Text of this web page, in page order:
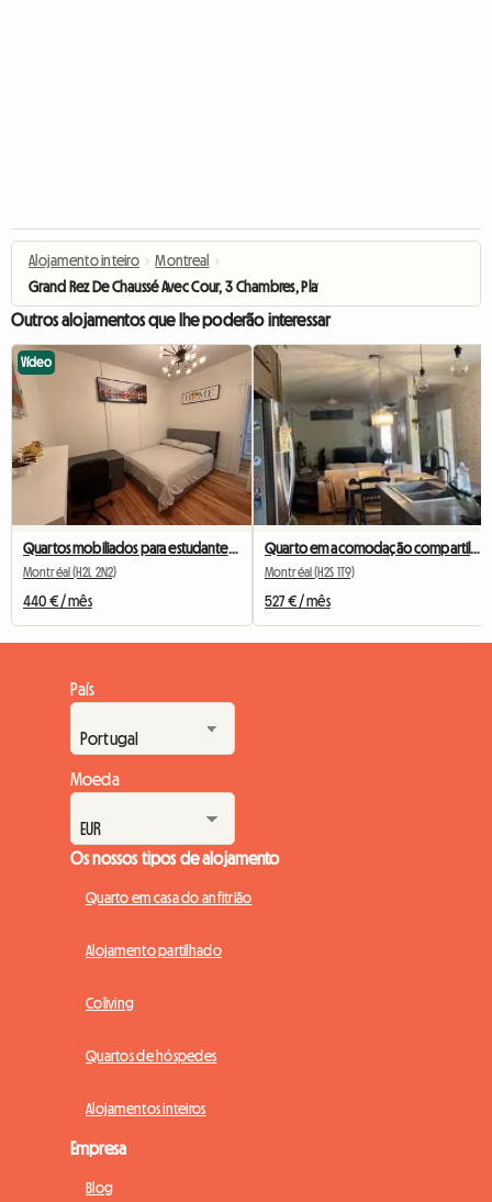
Alojamento inteiro › Montreal
›
Grand Rez De Chaussé Avec Cour, 3 Chambres, Plateau
Outros alojamentos que lhe poderão interessar
Vídeo
Quartos mobiliados para estudantes disponíveis para aluguel em Montreal
Montréal (H2L 2N2)
440 € / mês
Montréal (H2S 1T9)
527 € / mês
País
Moeda
Os nossos tipos de alojamento
Quarto em casa do anfitrião
Alojamento partilhado
Coliving
Quartos de hóspedes
Alojamentos inteiros
Empresa
Blog